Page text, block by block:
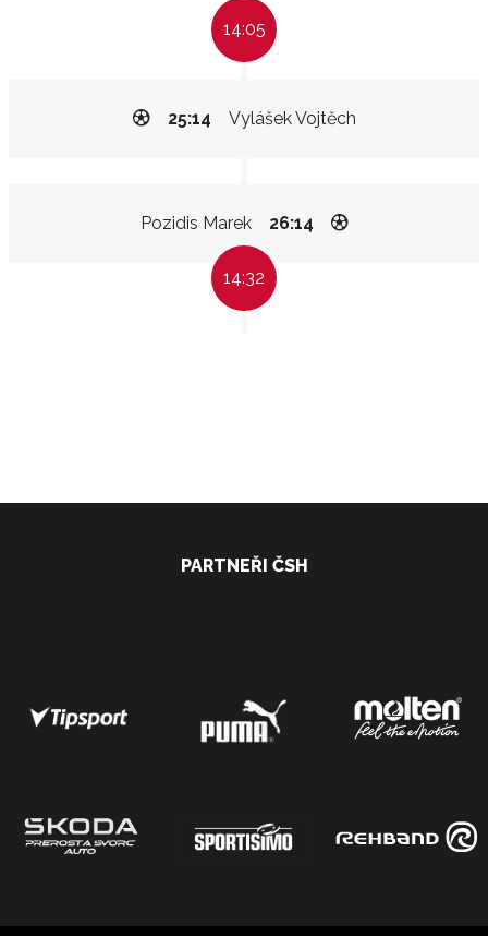
14:05
Vylášek Vojtěch
25:14
Pozidis Marek 26:14
14:32
PARTNEŘI ČSH